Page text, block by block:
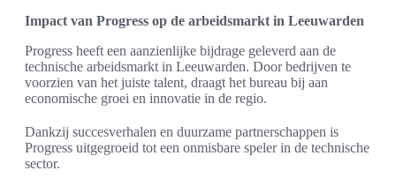
Impact van Progress op de arbeidsmarkt in Leeuwarden
Progress heeft een aanzienlijke bijdrage geleverd aan de
technische arbeidsmarkt in Leeuwarden. Door bedrijven te
voorzien van het juiste talent, draagt het bureau bij aan
economische groei en innovatie in de regio.
Dankzij succesverhalen en duurzame partnerschappen is
Progress uitgegroeid tot een onmisbare speler in de technische
sector.